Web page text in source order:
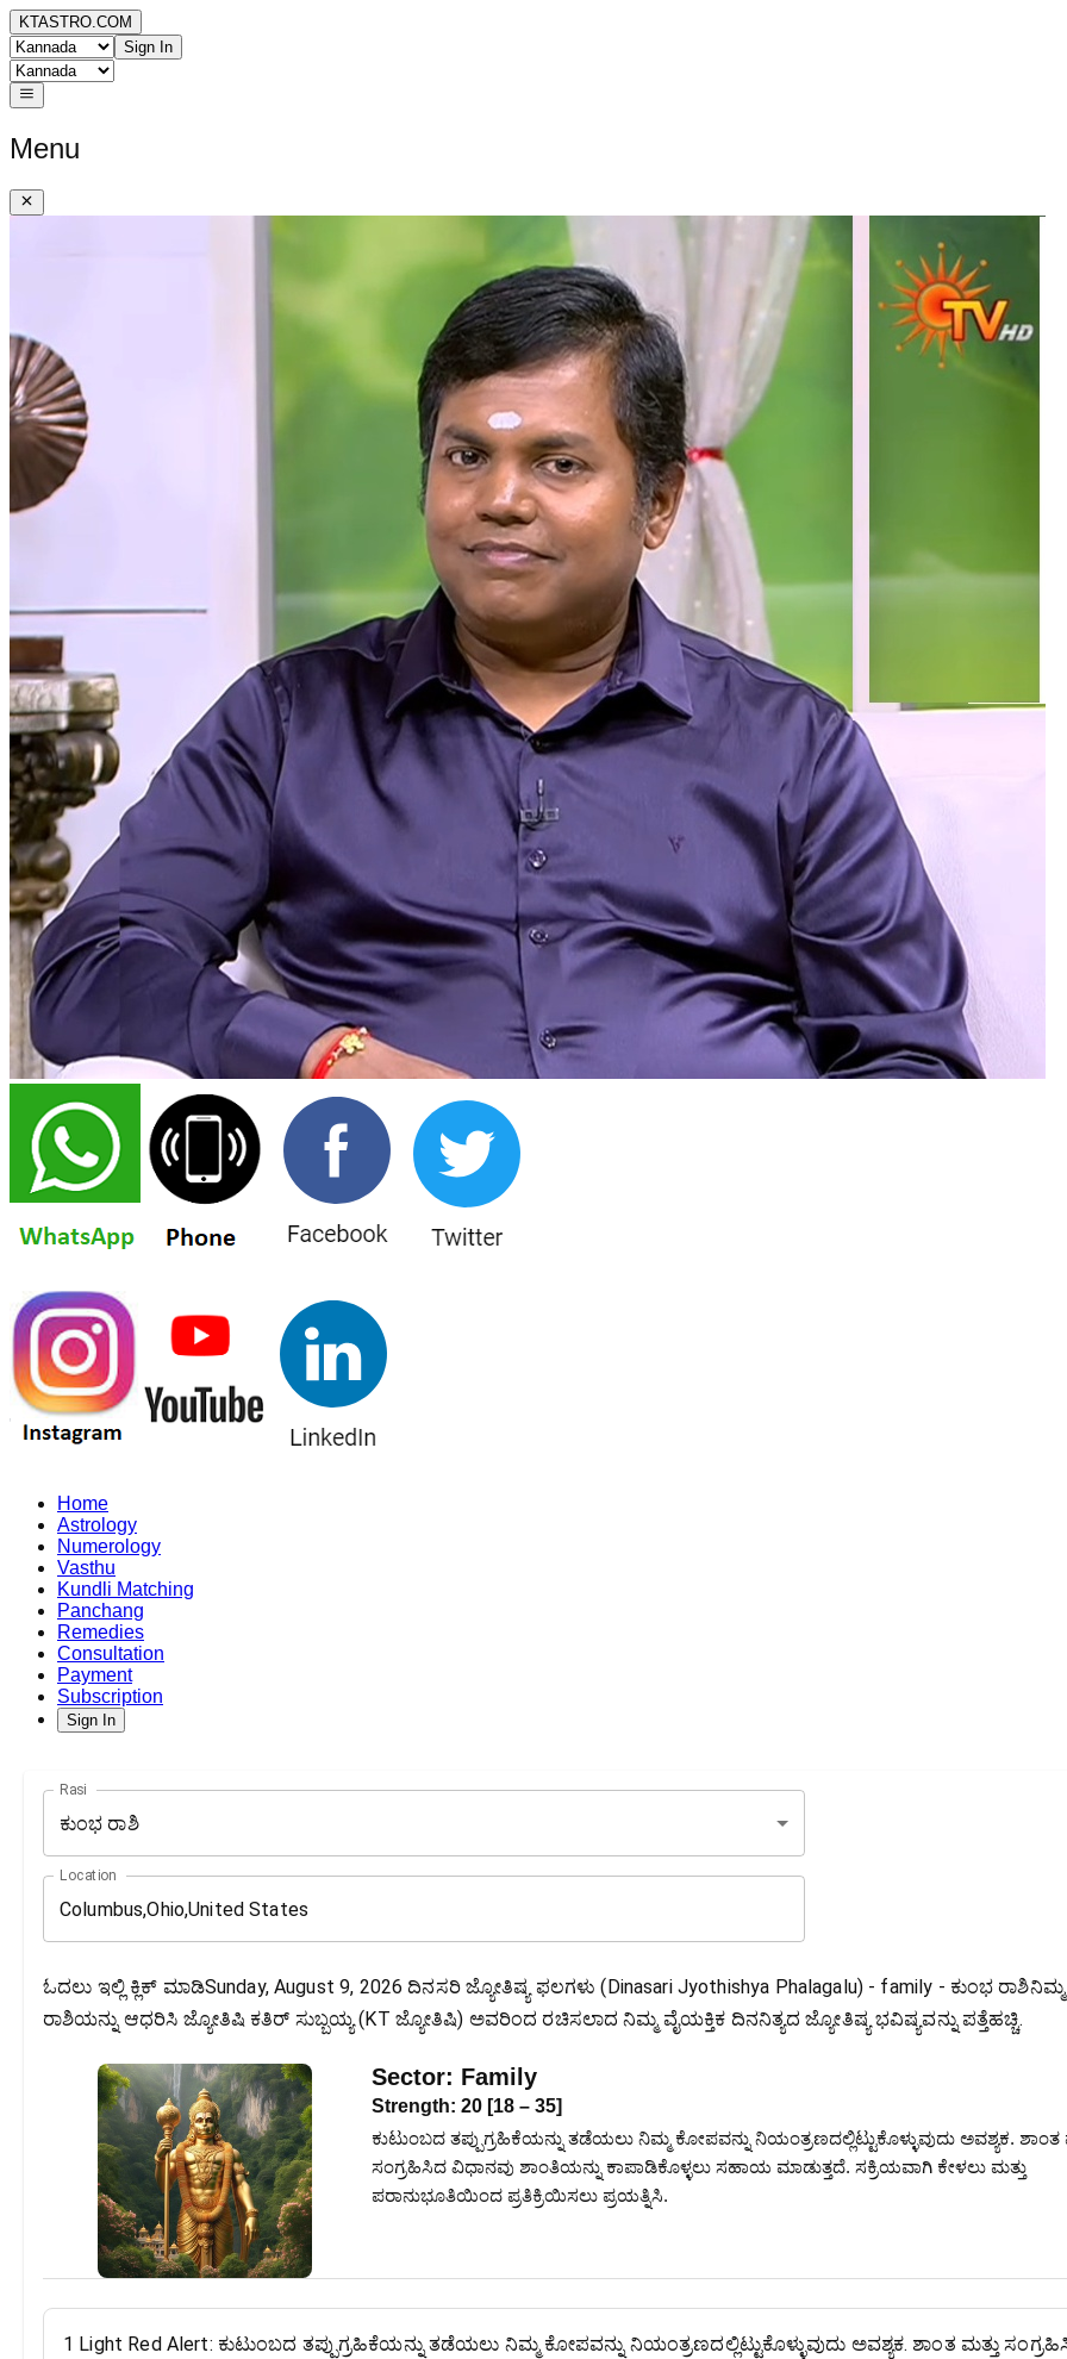
KTASTRO.COM
Sign In
Menu
Home
Astrology
Numerology
Vasthu
Kundli Matching
Panchang
Remedies
Consultation
Payment
Subscription
Sign In
Rasi
ಕುಂಭ ರಾಶಿ
Location
ಓದಲು ಇಲ್ಲಿ ಕ್ಲಿಕ್ ಮಾಡಿSunday, August 9, 2026 ದಿನಸರಿ ಜ್ಯೋತಿಷ್ಯ ಫಲಗಳು (Dinasari Jyothishya Phalagalu) - family - ಕುಂಭ
ರಾಶಿಯನ್ನು ಆಧರಿಸಿ ಜ್ಯೋತಿಷಿ ಕತಿರ್ ಸುಬ್ಬಯ್ಯ (KT ಜ್ಯೋತಿಷಿ) ಅವರಿಂದ ರಚಿಸಲಾದ ನಿಮ್ಮ ವೈಯಕ್ತಿಕ ದಿನನಿತ್ಯದ ಜ್ಯೋತಿಷ್ಯ ಭವಿಷ್ಯವನ್ನು ಪತ್ತೆಹಚ್ಚಿ.
Sector: Family
Strength: 20 [18 – 35]
ಕುಟುಂಬದ ತಪ್ಪುಗ್ರಹಿಕೆಯನ್ನು ತಡೆಯಲು ನಿಮ್ಮ ಕೋಪವನ್ನು ನಿಯಂತ್ರಣದಲ್ಲಿಟ್ಟುಕೊಳ್ಳುವುದು ಅವಶ್ಯಕ. ಶಾಂತ
ಸಂಗ್ರಹಿಸಿದ ವಿಧಾನವು ಶಾಂತಿಯನ್ನು ಕಾಪಾಡಿಕೊಳ್ಳಲು ಸಹಾಯ ಮಾಡುತ್ತದೆ. ಸಕ್ರಿಯವಾಗಿ ಕೇಳಲು ಮತ್ತು
ಪರಾನುಭೂತಿಯಿಂದ ಪ್ರತಿಕ್ರಿಯಿಸಲು ಪ್ರಯತ್ನಿಸಿ.
1 Light Red Alert: ಕುಟುಂಬದ ತಪ್ಪುಗ್ರಹಿಕೆಯನ್ನು ತಡೆಯಲು ನಿಮ್ಮ ಕೋಪವನ್ನು ನಿಯಂತ್ರಣದಲ್ಲಿಟ್ಟುಕೊಳ್ಳುವುದು ಅವಶ್ಯಕ. ಶಾಂತ ಮತ್ತು